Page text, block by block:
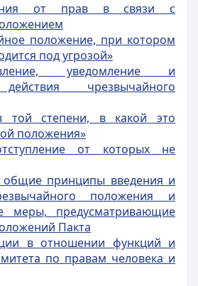
от прав в связи с
положение, при котором
под угрозой»
уведомление и
чрезвычайного
той степени, в какой это
положения»
от которых не
общие принципы введения и
положения и
меры, предусматривающие
Пакта
в отношении функций и
по правам человека и